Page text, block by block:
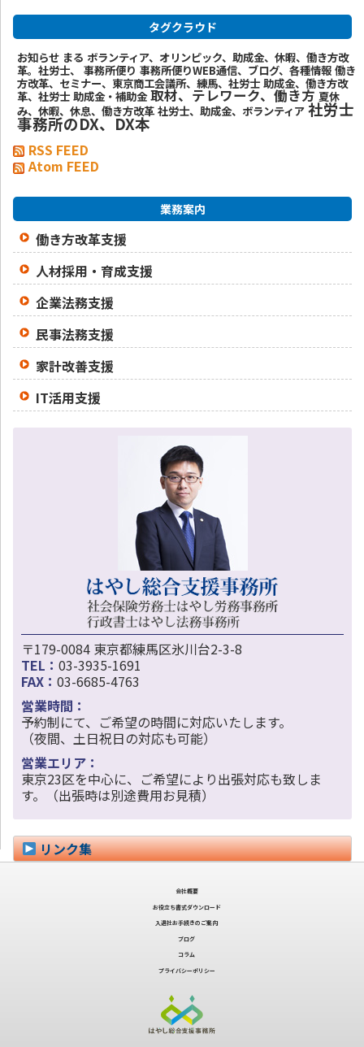
タグクラウド
お知らせ まる ボランティア、オリンピック、助成金、休暇、働き方改
革。社労士、
事務所便り 事務所便りWEB通信、ブログ、各種情報 働き
方改革、セミナー、東京商工会議所、練馬、社労士 助成金、働き方改
革、社労士 助成金・補助金 取材、テレワーク、働き方 夏休
み、休暇、休息、働き方改革 社労士、助成金、ボランティア 社労士
事務所のDX、DX本
RSS FEED
Atom FEED
業務案内
働き方改革支援
人材採用・育成支援
企業法務支援
民事法務支援
家計改善支援
IT活用支援
〒179-0084 東京都練馬区氷川台2-3-8
TEL： 03-3935-1691
FAX： 03-6685-4763
営業時間：
予約制にて、ご希望の時間に対応いたします。
（夜間、土日祝日の対応も可能）
営業エリア：
東京23区を中心に、ご希望により出張対応も致しま
す。（出張時は別途費用お見積）
リンク集
会社概要
お役立ち書式ダウンロード
入退社お手続きのご案内
ブログ
コラム
プライバシーポリシー